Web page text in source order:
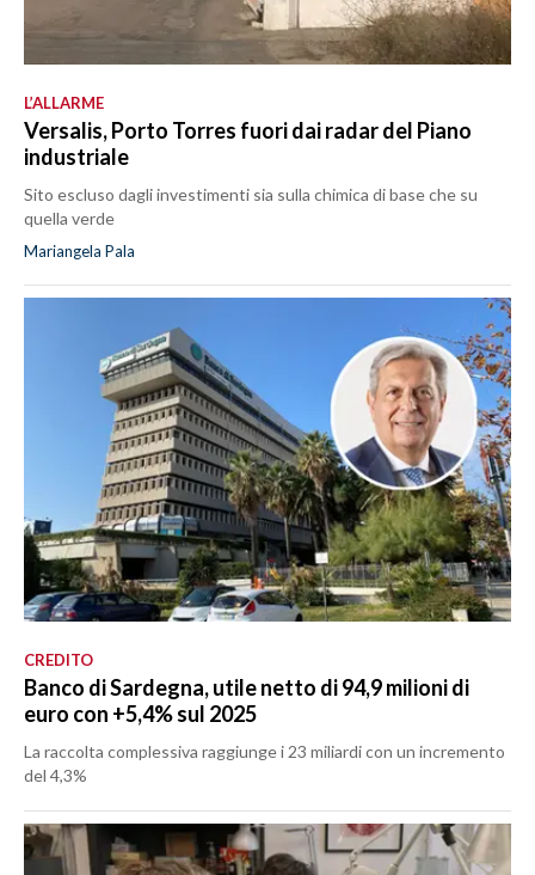
L’ALLARME
Versalis, Porto Torres fuori dai radar del Piano
industriale
Sito escluso dagli investimenti sia sulla chimica di base che su
quella verde
Mariangela Pala
CREDITO
Banco di Sardegna, utile netto di 94,9 milioni di
euro con +5,4% sul 2025
La raccolta complessiva raggiunge i 23 miliardi con un incremento
del 4,3%